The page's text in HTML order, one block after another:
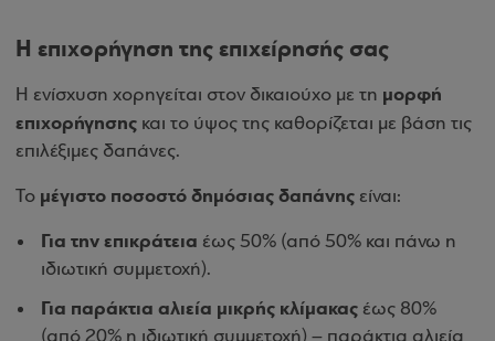
Η επιχορήγηση της επιχείρησής σας
Η ενίσχυση χορηγείται στον δικαιούχο με τη μορφή
επιχορήγησης και το ύψος της καθορίζεται με βάση τις
επιλέξιμες δαπάνες.
Το μέγιστο ποσοστό δημόσιας δαπάνης είναι:
Για την επικράτεια έως 50% (από 50% και πάνω η
ιδιωτική συμμετοχή).
Για παράκτια αλιεία μικρής κλίμακας έως 80%